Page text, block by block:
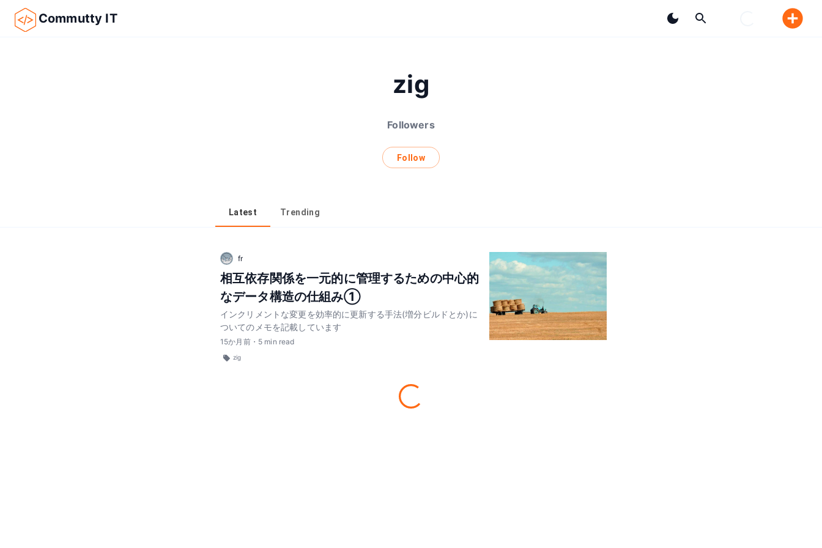
Commutty IT
zig
Followers
Follow
Latest Trending
fr
相互依存関係を一元的に管理するための中心的
なデータ構造の仕組み①
インクリメントな変更を効率的に更新する手法(増分ビルドとか)に
ついてのメモを記載しています
15か月前・ 5 min read
zig